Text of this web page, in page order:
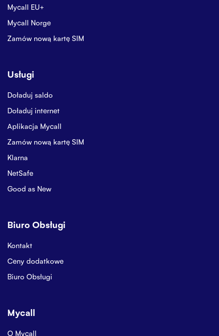
Mycall EU+
Mycall Norge
Zamów nową kartę SIM
Usługi
Doładuj saldo
Doładuj internet
Aplikacja Mycall
Zamów nową kartę SIM
Klarna
NetSafe
Good as New
Biuro Obsługi
Kontakt
Ceny dodatkowe
Biuro Obsługi
Mycall
O Mycall